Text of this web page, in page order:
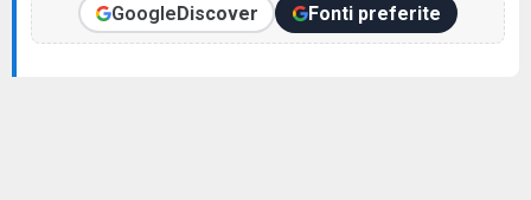
GoogleDiscover Fonti preferite